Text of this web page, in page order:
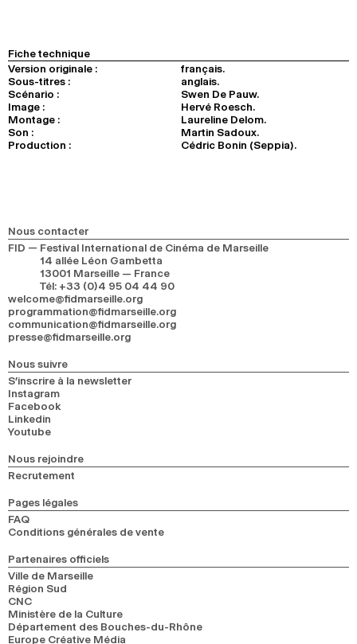
Fiche technique
Version originale :
français.
Sous-titres :
anglais.
Scénario :
Swen De Pauw.
Image :
Hervé Roesch.
Montage :
Laureline Delom.
Son :
Martin Sadoux.
Production :
Cédric Bonin (Seppia).
Nous contacter
FID — Festival International de Cinéma de Marseille
14 allée Léon Gambetta
13001 Marseille — France
Tél: +33 (0)4 95 04 44 90
welcome@fidmarseille.org
programmation@fidmarseille.org
communication@fidmarseille.org
presse@fidmarseille.org
Nous suivre
S’inscrire à la newsletter
Instagram
Facebook
Linkedin
Youtube
Nous rejoindre
Recrutement
Pages légales
FAQ
Conditions générales de vente
Partenaires officiels
Ville de Marseille
Région Sud
CNC
Ministère de la Culture
Département des Bouches-du-Rhône
Europe Créative Média